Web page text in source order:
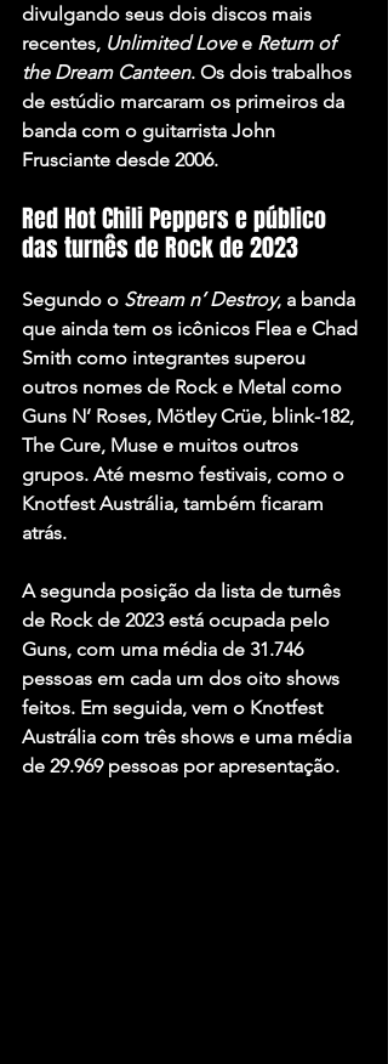
divulgando seus dois discos mais
recentes, Unlimited Love e Return of
the Dream Canteen. Os dois trabalhos
de estúdio marcaram os primeiros da
banda com o guitarrista John
Frusciante desde 2006.
Red Hot Chili Peppers e público
das turnês de Rock de 2023
Segundo o Stream n’ Destroy, a banda
que ainda tem os icônicos Flea e Chad
Smith como integrantes superou
outros nomes de Rock e Metal como
Guns N’ Roses, Mötley Crüe, blink-182,
The Cure, Muse e muitos outros
grupos. Até mesmo festivais, como o
Knotfest Austrália, também ficaram
atrás.
A segunda posição da lista de turnês
de Rock de 2023 está ocupada pelo
Guns, com uma média de 31.746
pessoas em cada um dos oito shows
feitos. Em seguida, vem o Knotfest
Austrália com três shows e uma média
de 29.969 pessoas por apresentação.